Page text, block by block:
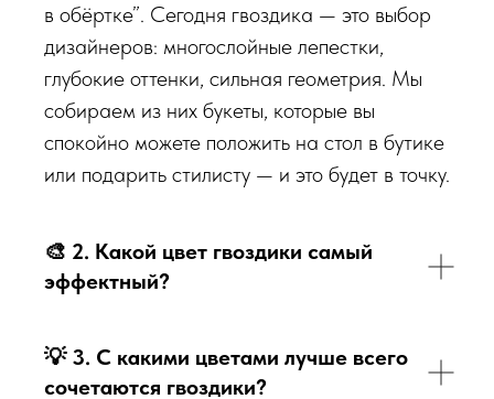
в обёртке”. Сегодня гвоздика — это выбор
дизайнеров: многослойные лепестки,
глубокие оттенки, сильная геометрия. Мы
собираем из них букеты, которые вы
спокойно можете положить на стол в бутике
или подарить стилисту — и это будет в точку.
🎨 2. Какой цвет гвоздики самый
эффектный?
💡 3. С какими цветами лучше всего
сочетаются гвоздики?